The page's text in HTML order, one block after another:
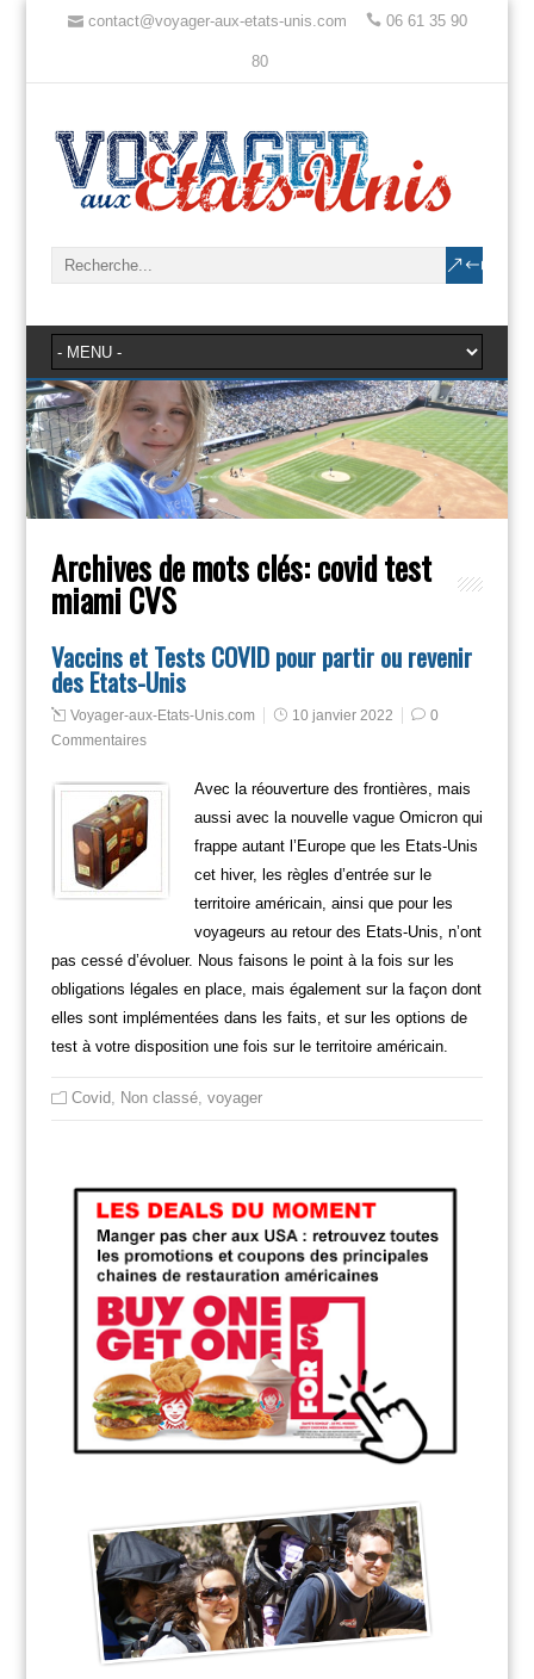
contact@voyager-aux-etats-unis.com 06 61 35 90
80
Archives de mots clés:covid test
miami CVS
Vaccins et Tests COVID pour partir ou revenir
des Etats-Unis
Voyager-aux-Etats-Unis.com 10 janvier 2022
0
Commentaires
Avec la réouverture des frontières, mais
aussi avec la nouvelle vague Omicron qui
frappe autant l’Europe que les Etats-Unis
cet hiver, les règles d’entrée sur le
territoire américain, ainsi que pour les
voyageurs au retour des Etats-Unis, n’ont
pas cessé d’évoluer. Nous faisons le point à la fois sur les
obligations légales en place, mais également sur la façon dont
elles sont implémentées dans les faits, et sur les options de
test à votre disposition une fois sur le territoire américain.
Covid Non classé, voyager